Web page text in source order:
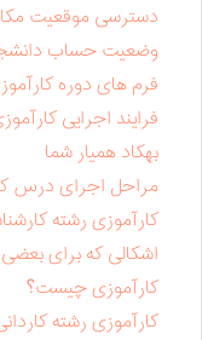
دسترسی موقعیت
وضعیت حساب
فرم های دوره
فرایند اجرایی
بهکاد همیار شما
مراحل اجرای درس
کارآموزی رشته
اشکالی که برای
کارآموزی چیست؟
کارآموزی رشته